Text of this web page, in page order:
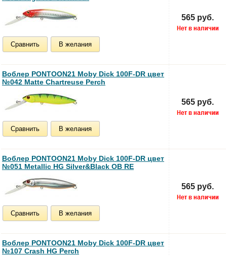
Сравнить В желания
565 руб.
Воблер PONTOON21 Moby Dick 100F-DR цвет
№042 Matte Chartreuse Perch
Сравнить В желания
565 руб.
Воблер PONTOON21 Moby Dick 100F-DR цвет
№051 Metallic HG Silver&Black OB RE
Сравнить В желания
565 руб.
Воблер PONTOON21 Moby Dick 100F-DR цвет
№107 Crash HG Perch